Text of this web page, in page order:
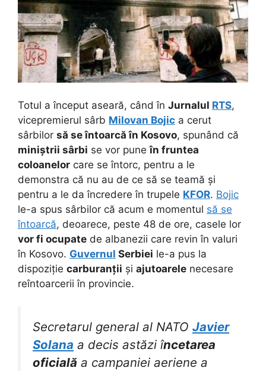
Totul a început aseară, când în Jurnalul RTS,
vicepremierul sârb Milovan Bojic a cerut
sârbilor să se întoarcă în Kosovo, spunând că
miniștrii sârbi se vor puneîn fruntea
coloanelor care se întorc, pentru a le
demonstra că nu au de ce să se teamă și
pentru a le da încredere în trupele KFOR. Bojic
le-a spus sârbilor că acum e momentul să se
întoarcă, deoarece, peste 48 de ore, casele lor
vor fi ocupate de albanezii care revin în valuri
în Kosovo. Guvernul Serbiei le-a pus la
dispoziție carburanții și ajutoarele necesare
reîntoarcerii în provincie.
Secretarul general al NATO Javier
Solana a decis astăzi încetarea
oficială a campaniei aeriene a